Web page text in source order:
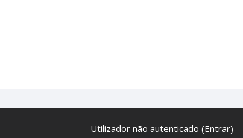
Utilizador não autenticado (Entrar)